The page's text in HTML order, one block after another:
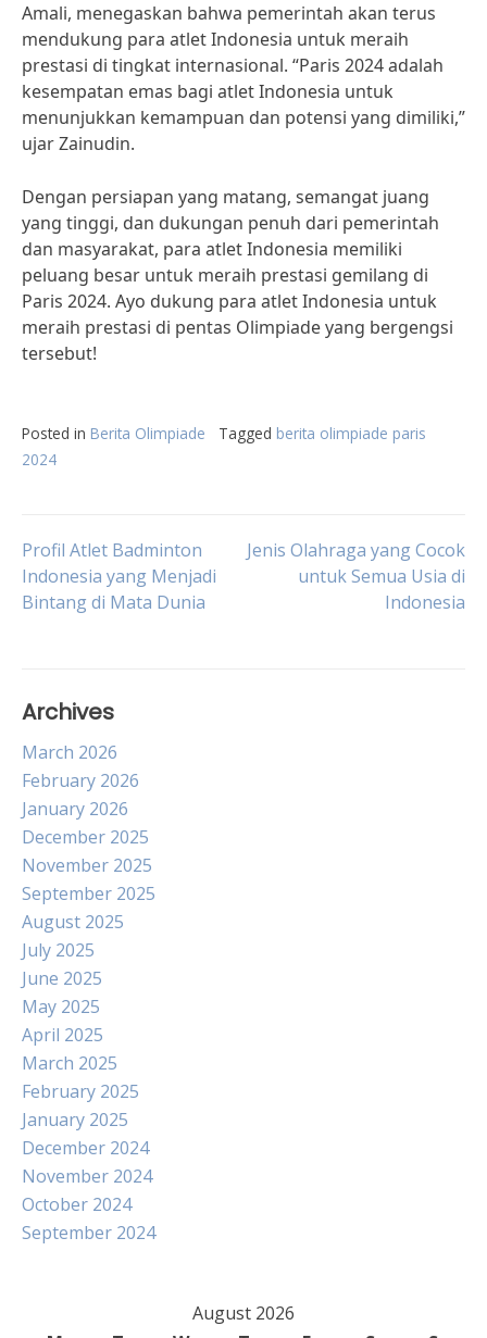
Amali, menegaskan bahwa pemerintah akan terus
mendukung para atlet Indonesia untuk meraih
prestasi di tingkat internasional. “Paris 2024 adalah
kesempatan emas bagi atlet Indonesia untuk
menunjukkan kemampuan dan potensi yang dimiliki,”
ujar Zainudin.
Dengan persiapan yang matang, semangat juang
yang tinggi, dan dukungan penuh dari pemerintah
dan masyarakat, para atlet Indonesia memiliki
peluang besar untuk meraih prestasi gemilang di
Paris 2024. Ayo dukung para atlet Indonesia untuk
meraih prestasi di pentas Olimpiade yang bergengsi
tersebut!
Posted in Berita Olimpiade Tagged berita olimpiade paris
2024
Post
navigation
Profil Atlet Badminton
Indonesia yang Menjadi
Bintang di Mata Dunia
Jenis Olahraga yang Cocok
untuk Semua Usia di
Indonesia
Archives
March 2026
February 2026
January 2026
December 2025
November 2025
September 2025
August 2025
July 2025
June 2025
May 2025
April 2025
March 2025
February 2025
January 2025
December 2024
November 2024
October 2024
September 2024
August 2026